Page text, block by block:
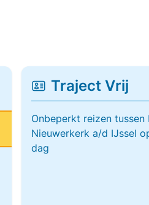
Traject Vrij
Onbeperkt reizen
Nieuwerkerk a/d IJssel
dag